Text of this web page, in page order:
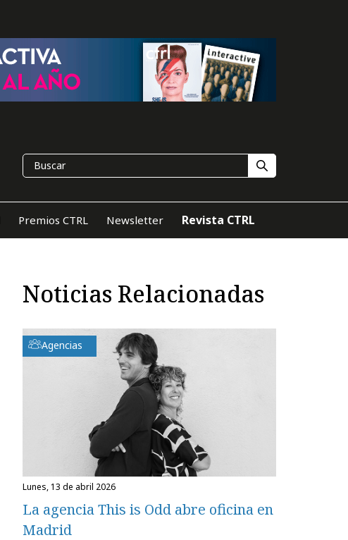
Premios CTRL Newsletter Revista CTRL
Noticias Relacionadas
Agencias
lunes, 13 de abril 2026
La agencia This is Odd abre oficina en
Madrid